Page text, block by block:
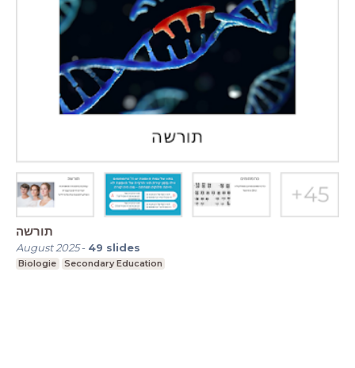
תורשה
August 2025- 49 slides
Biologie Secondary Education